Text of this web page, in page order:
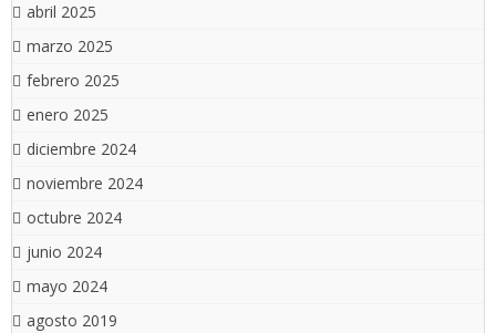
abril 2025
marzo 2025
febrero 2025
enero 2025
diciembre 2024
noviembre 2024
octubre 2024
junio 2024
mayo 2024
agosto 2019